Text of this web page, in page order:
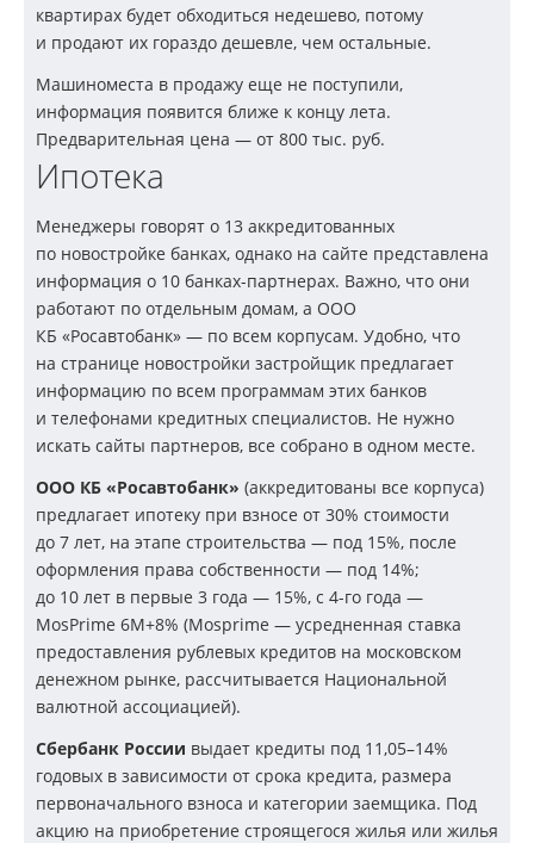
квартирах будет обходиться недешево, потому
и продают их гораздо дешевле, чем остальные.
Машиноместа в продажу еще не поступили,
информация появится ближе к концу лета.
Предварительная цена — от 800 тыс. руб.
Ипотека
Менеджеры говорят о 13 аккредитованных
по новостройке банках, однако на сайте представлена
информация о 10 банках-партнерах. Важно, что они
работают по отдельным домам, а ООО
КБ «Росавтобанк» — по всем корпусам. Удобно, что
на странице новостройки застройщик предлагает
информацию по всем программам этих банков
и телефонами кредитных специалистов. Не нужно
искать сайты партнеров, все собрано в одном месте.
ООО КБ «Росавтобанк» (аккредитованы все корпуса)
предлагает ипотеку при взносе от 30% стоимости
до 7 лет, на этапе строительства — под 15%, после
оформления права собственности — под 14%;
до 10 лет в первые 3 года — 15%, с 4-го года —
MosPrime 6M+8% (Mosprime — усредненная ставка
предоставления рублевых кредитов на московском
денежном рынке, рассчитывается Национальной
валютной ассоциацией).
Сбербанк России выдает кредиты под 11,05–14%
годовых в зависимости от срока кредита, размера
первоначального взноса и категории заемщика. Под
акцию на приобретение строящегося жилья или жилья